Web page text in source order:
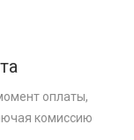
оплаты,
комиссию